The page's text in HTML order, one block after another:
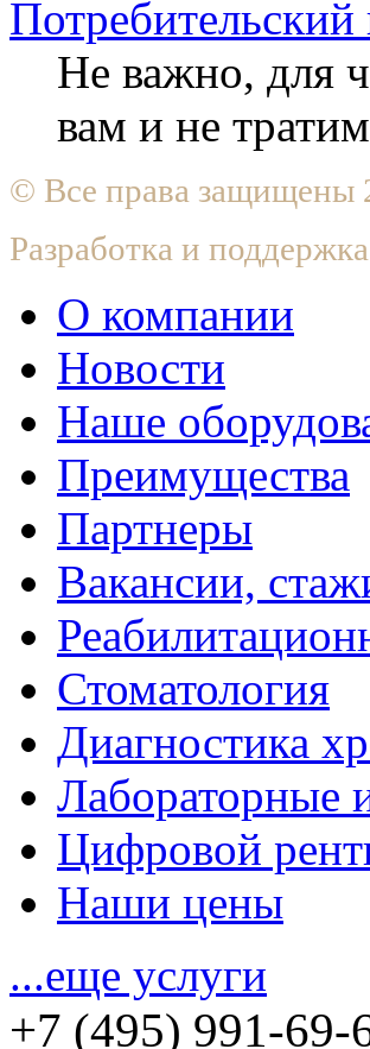
Потребительский
Не важно, для
вам и не
© Все права защищены
Разработка и
О компании
Новости
Наше
Преимущества
Партнеры
Вакансии,
Стоматология
Диагностика
Лабораторные
Цифровой
Наши цены
...еще услуги
+7 (495) 991-69-